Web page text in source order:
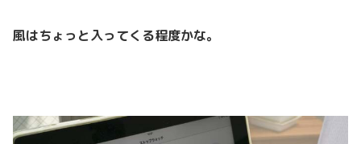
風はちょっと入ってくる程度かな。